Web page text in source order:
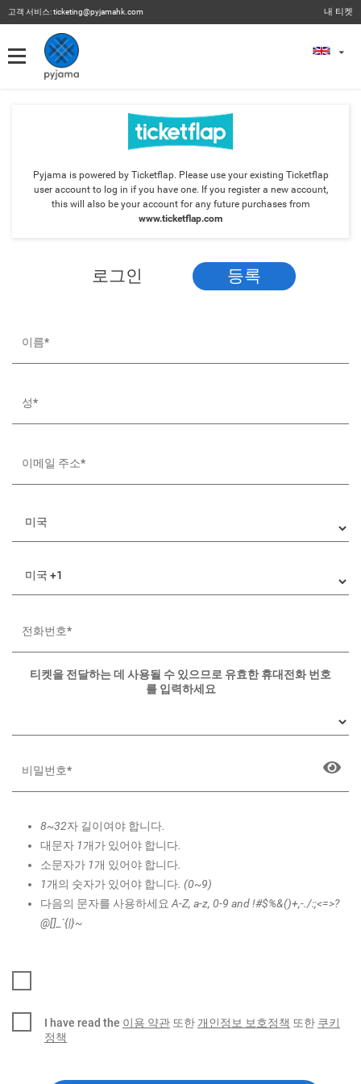
고객 서비스:ticketing@pyjamahk.com 내 티켓
내 티켓
Pyjama is powered by Ticketflap. Please use your existing Ticketflap
user account to log in if you have one. If you register a new account,
this will also be your account for any future purchases from
www.ticketflap.com
로그인 등록
티켓을 전달하는 데 사용될 수 있으므로 유효한 휴대전화 번호
를 입력하세요
8~32자 길이여야 합니다.
대문자 1개가 있어야 합니다.
소문자가 1개 있어야 합니다.
1개의 숫자가 있어야 합니다. (0~9)
다음의 문자를 사용하세요 A-Z, a-z, 0-9 and !#$%&()+,-./:;<=>?
@[]_`{|}~
I have read the 이용 약관 또한 개인정보 보호정책 또한 쿠키
정책